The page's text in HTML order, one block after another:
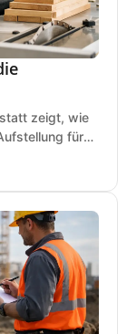
zeigt, wie
für